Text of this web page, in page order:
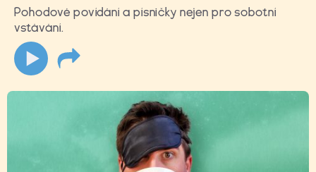
Pohodové povídání a písničky nejen pro sobotní
vstávání.